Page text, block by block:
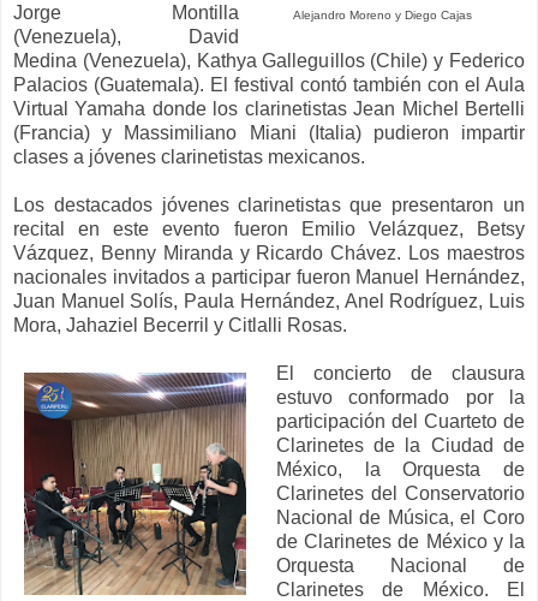
Alejandro Moreno y Diego Cajas
Jorge Montilla
(Venezuela), David
Medina (Venezuela), Kathya Galleguillos (Chile) y Federico
Palacios (Guatemala). El festival contó también con el Aula
Virtual Yamaha donde los clarinetistas Jean Michel Bertelli
(Francia) y Massimiliano Miani (Italia) pudieron impartir
clases a jóvenes clarinetistas mexicanos.
Los destacados jóvenes clarinetistas que presentaron un
recital en este evento fueron Emilio Velázquez, Betsy
Vázquez, Benny Miranda y Ricardo Chávez. Los maestros
nacionales invitados a participar fueron Manuel Hernández,
Juan Manuel Solís, Paula Hernández, Anel Rodríguez, Luis
Mora, Jahaziel Becerril y Citlalli Rosas.
El concierto de clausura
estuvo conformado por la
participación del Cuarteto de
Clarinetes de la Ciudad de
México, la Orquesta de
Clarinetes del Conservatorio
Nacional de Música, el Coro
de Clarinetes de México y la
Orquesta Nacional de
Clarinetes de México. El